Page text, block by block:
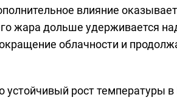
влияние
жара дольше удерживается
облачности и
устойчивый рост температуры